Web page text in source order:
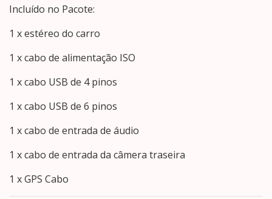
Incluído no Pacote:
1 x estéreo do carro
1 x cabo de alimentação ISO
1 x cabo USB de 4 pinos
1 x cabo USB de 6 pinos
1 x cabo de entrada de áudio
1 x cabo de entrada da câmera traseira
1 x GPS Cabo